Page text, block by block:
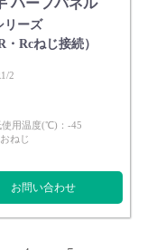
ハーフパネル
リーズ
Rcねじ接続）
2
用温度(℃)：-45
ねじ
お問い合わせ